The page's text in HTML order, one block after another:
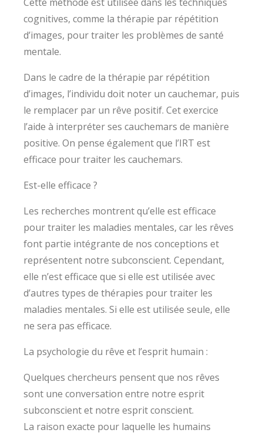
cognitives, comme la thérapie par répétition
d’images, pour traiter les problèmes de santé
mentale.
Dans le cadre de la thérapie par répétition
d’images, l’individu doit noter un cauchemar, puis
le remplacer par un rêve positif. Cet exercice
l’aide à interpréter ses cauchemars de manière
positive. On pense également que l’IRT est
efficace pour traiter les cauchemars.
Est-elle efficace ?
Les recherches montrent qu’elle est efficace
pour traiter les maladies mentales, car les rêves
font partie intégrante de nos conceptions et
représentent notre subconscient. Cependant,
elle n’est efficace que si elle est utilisée avec
d’autres types de thérapies pour traiter les
maladies mentales. Si elle est utilisée seule, elle
ne sera pas efficace.
La psychologie du rêve et l’esprit humain :
Quelques chercheurs pensent que nos rêves
sont une conversation entre notre esprit
subconscient et notre esprit conscient.
La raison exacte pour laquelle les humains